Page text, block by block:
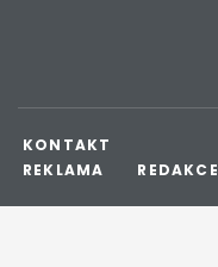
KONTAKT
REKLAMA
REDAKCE